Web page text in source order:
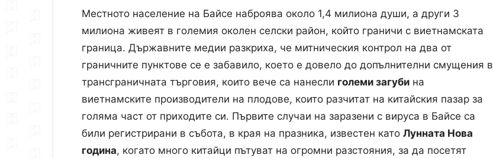
Местното население на Байсе наброява около 1,4 милиона души, а други 3
милиона живеят в големия околен селски район, който граничи с виетнамската
граница. Държавните медии разкриха, че митническия контрол на два от
граничните пунктове се е забавило, което е довело до допълнителни смущения в
трансграничната търговия, които вече са нанесли големи загуби на
виетнамските производители на плодове, които разчитат на китайския пазар за
голяма част от приходите си. Първите случаи на заразени с вируса в Байсе са
били регистрирани в събота, в края на празника, известен като Лунната Нова
година, когато много китайци пътуват на огромни разстояния, за да посетят